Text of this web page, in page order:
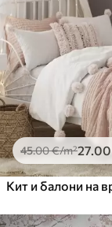
45.00€/m²27.00